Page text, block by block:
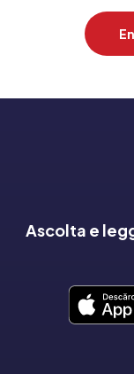
Ascolta e